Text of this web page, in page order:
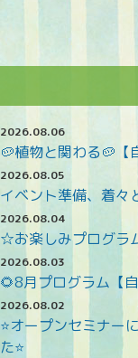
2026.08.06
🥔植物と関わる🥔【
2026.08.05
イベント準備、着々
2026.08.04
☆お楽しみプログラ
2026.08.03
🌻8月プログラム【自
2026.08.02
⭐オープンセミナー
た⭐